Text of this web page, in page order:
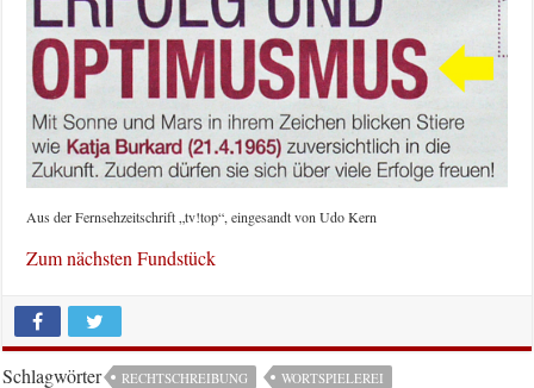
Aus der Fernsehzeitschrift „tv!top“, eingesandt von Udo Kern
Zum nächsten Fundstück
Schlagwörter RECHTSCHREIBUNG WORTSPIELEREI